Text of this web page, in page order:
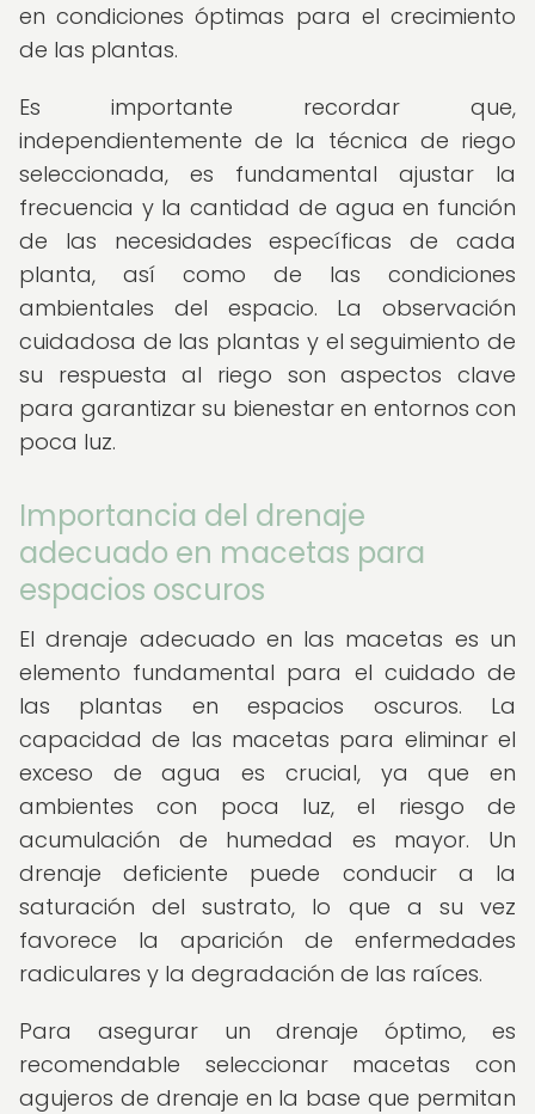
en condiciones óptimas para el crecimiento
de las plantas.
Es importante recordar que,
independientemente de la técnica de riego
seleccionada, es fundamental ajustar la
frecuencia y la cantidad de agua en función
de las necesidades específicas de cada
planta, así como de las condiciones
ambientales del espacio. La observación
cuidadosa de las plantas y el seguimiento de
su respuesta al riego son aspectos clave
para garantizar su bienestar en entornos con
poca luz.
Importancia del drenaje
adecuado en macetas para
espacios oscuros
El drenaje adecuado en las macetas es un
elemento fundamental para el cuidado de
las plantas en espacios oscuros. La
capacidad de las macetas para eliminar el
exceso de agua es crucial, ya que en
ambientes con poca luz, el riesgo de
acumulación de humedad es mayor. Un
drenaje deficiente puede conducir a la
saturación del sustrato, lo que a su vez
favorece la aparición de enfermedades
radiculares y la degradación de las raíces.
Para asegurar un drenaje óptimo, es
recomendable seleccionar macetas con
agujeros de drenaje en la base que permitan